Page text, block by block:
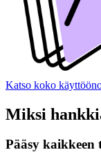
Katso koko
Miksi
Pääsy kaikkeen